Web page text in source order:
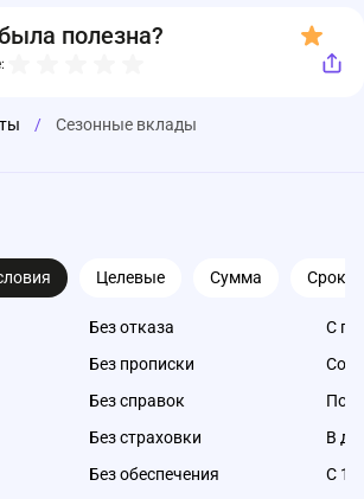
полезна?
/ Сезонные вклады
Целевые Сумма Срок
Без отказа
Без прописки
Без справок
Без страховки
Без обеспечения
С
Со
Под
В
С 18